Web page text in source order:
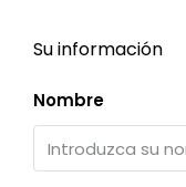
Su información
Nombre